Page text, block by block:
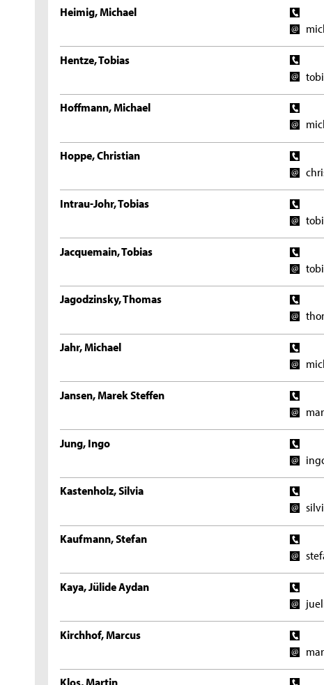
Heimig, Michael
Hentze, Tobias
Hoffmann, Michael
Hoppe, Christian
Intrau-Johr, Tobias
Jacquemain, Tobias
Jagodzinsky, Thomas
Jahr, Michael
Jansen, Marek Steffen
Jung, Ingo
Kastenholz, Silvia
Kaufmann, Stefan
Kaya, Jülide Aydan
Kirchhof, Marcus
Klos, Martin